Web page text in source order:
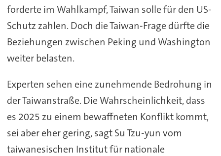
forderte im Wahlkampf, Taiwan solle für den US-
Schutz zahlen. Doch die Taiwan-Frage dürfte die
Beziehungen zwischen Peking und Washington
weiter belasten.
Experten sehen eine zunehmende Bedrohung in
der Taiwanstraße. Die Wahrscheinlichkeit, dass
es 2025 zu einem bewaffneten Konflikt kommt,
sei aber eher gering, sagt Su Tzu-yun vom
taiwanesischen Institut für nationale